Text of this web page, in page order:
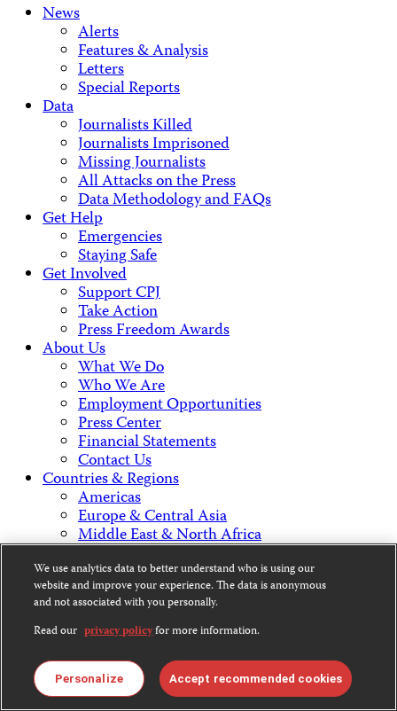
News
Alerts
Features & Analysis
Letters
Special Reports
Data
Journalists Killed
Journalists Imprisoned
Missing Journalists
All Attacks on the Press
Data Methodology and FAQs
Get Help
Emergencies
Staying Safe
Get Involved
Support CPJ
Take Action
Press Freedom Awards
About Us
What We Do
Who We Are
Employment Opportunities
Press Center
Financial Statements
Contact Us
Countries & Regions
Americas
Europe & Central Asia
Middle East & North Africa
Africa
Asia
Contact Us
CPJ is a 501(c)3 non-profit.
We use analytics data to better understand who is using our
website and improve your experience. The data is anonymous
and not associated with you personally.
Read our privacy policyfor more information.
Personalize Accept recommended cookies